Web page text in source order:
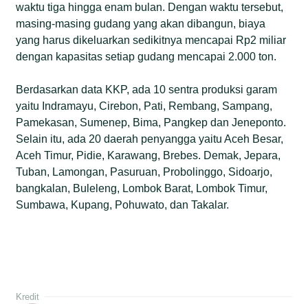
waktu tiga hingga enam bulan. Dengan waktu tersebut,
masing-masing gudang yang akan dibangun, biaya
yang harus dikeluarkan sedikitnya mencapai Rp2 miliar
dengan kapasitas setiap gudang mencapai 2.000 ton.
Berdasarkan data KKP, ada 10 sentra produksi garam
yaitu Indramayu, Cirebon, Pati, Rembang, Sampang,
Pamekasan, Sumenep, Bima, Pangkep dan Jeneponto.
Selain itu, ada 20 daerah penyangga yaitu Aceh Besar,
Aceh Timur, Pidie, Karawang, Brebes. Demak, Jepara,
Tuban, Lamongan, Pasuruan, Probolinggo, Sidoarjo,
bangkalan, Buleleng, Lombok Barat, Lombok Timur,
Sumbawa, Kupang, Pohuwato, dan Takalar.
Kredit